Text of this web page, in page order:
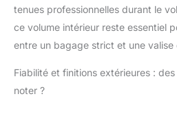
tenues professionnelles durant le
ce volume intérieur reste essentiel
entre un bagage strict et une valise
Fiabilité et finitions extérieures :
noter ?